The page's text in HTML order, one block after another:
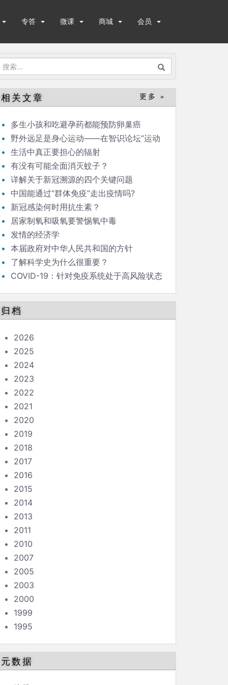
专答 微课 商城 会员
搜
：
相关文章 更多 »
多生小孩和吃避孕药都能预防卵巢癌
野外远足是身心运动——在智识论坛“运动
与健康”的发言
生活中真正要担心的辐射
有没有可能全面消灭蚊子？
详解关于新冠溯源的四个关键问题
中国能通过“群体免疫”走出疫情吗?
新冠感染何时用抗生素？
居家制氧和吸氧要警惕氧中毒
发情的经济学
本届政府对中华人民共和国的方针
了解科学史为什么很重要？
COVID-19：针对免疫系统处于高风险状态
归档
2026
2025
2024
2023
2022
2021
2020
2019
2018
2017
2016
2015
2014
2013
2011
2010
2007
2005
2003
2000
1999
1995
元数据